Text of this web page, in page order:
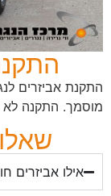
התקנת אביזרים
מוסמך. התקנה לא
אילו אביזרים